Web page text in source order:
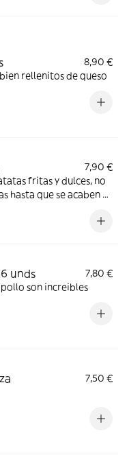
8,90 €
rellenitos de queso
7,90 €
fritas y dulces, no
hasta que se acaben y
unds
7,80 €
son increibles
7,50 €